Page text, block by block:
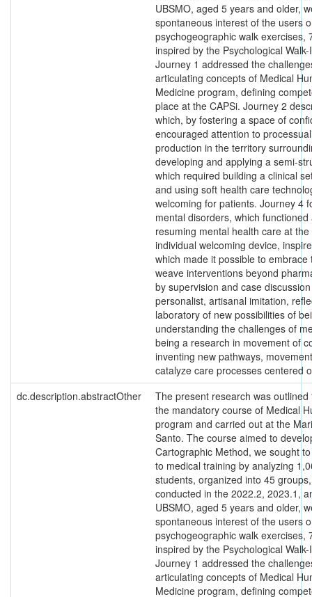
UBSMO, aged 5 years and older,
spontaneous interest of the users
psychogeographic walk exercises,
inspired by the Psychological
Journey 1 addressed the
articulating concepts of Medical
Medicine program, defining
place at the CAPSi. Journey 2
which, by fostering a space of
encouraged attention to
production in the territory
developing and applying a semi-
which required building a clinical
and using soft health care
welcoming for patients. Journey 4
mental disorders, which
resuming mental health care at
individual welcoming device,
which made it possible to
weave interventions beyond
by supervision and case
personalist, artisanal imitation,
laboratory of new possibilities of
understanding the challenges of
being a research in movement of
inventing new pathways,
catalyze care processes centered
dc.description.abstractOther
The present research was
the mandatory course of Medical
program and carried out at the
Santo. The course aimed to
Cartographic Method, we sought
to medical training by analyzing
students, organized into 45
conducted in the 2022.2, 2023.1,
UBSMO, aged 5 years and older,
spontaneous interest of the users
psychogeographic walk exercises,
inspired by the Psychological
Journey 1 addressed the
articulating concepts of Medical
Medicine program, defining